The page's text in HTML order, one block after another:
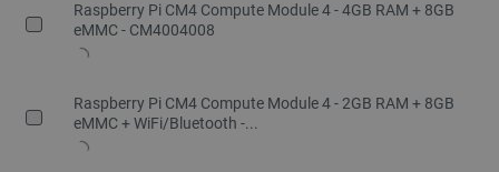
Raspberry Pi CM4 Compute Module 4 - 4GB RAM + 8GB
eMMC - CM4004008
Raspberry Pi CM4 Compute Module 4 - 2GB RAM + 8GB
eMMC + WiFi/Bluetooth -...